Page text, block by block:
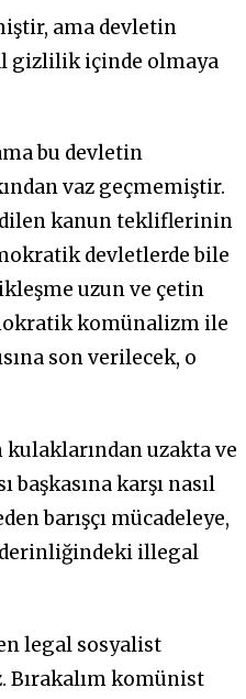
ama devletin
gizlilik içinde olmaya
bu devletin
vaz geçmemiştir.
kanun tekliflerinin
devletlerde bile
uzun ve çetin
komünalizm ile
son verilecek, o
uzakta ve
karşı nasıl
barışçı mücadeleye,
derinliğindeki illegal
legal sosyalist
Bırakalım komünist